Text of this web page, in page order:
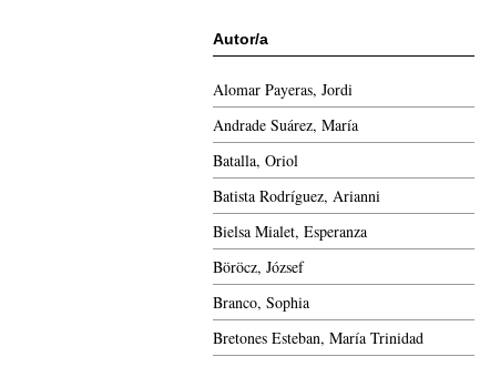
Autor/a
Alomar Payeras, Jordi
Andrade Suárez, María
Batalla, Oriol
Batista Rodríguez, Arianni
Bielsa Mialet, Esperanza
Böröcz, József
Branco, Sophia
Bretones Esteban, María Trinidad